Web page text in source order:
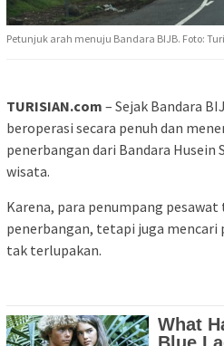
Petunjuk arah menuju Bandara BIJB. Foto:
TURISIAN.com – Sejak Bandara
beroperasi secara penuh dan
penerbangan dari Bandara
wisata.
Karena, para penumpang
penerbangan, tetapi juga mencari
tak terlupakan.